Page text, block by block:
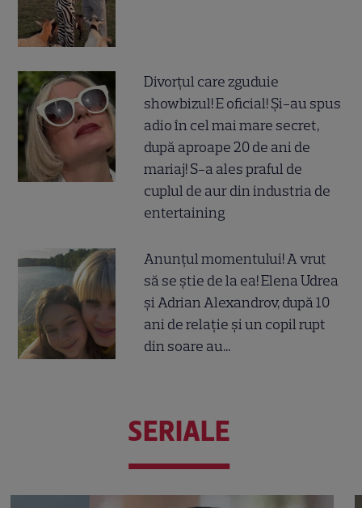
Divorțul care zguduie
showbizul! E oficial! Și-au spus
adio în cel mai mare secret,
după aproape 20 de ani de
mariaj! S-a ales praful de
cuplul de aur din industria de
entertaining
Anunțul momentului! A vrut
să se știe de la ea! Elena Udrea
și Adrian Alexandrov, după 10
ani de relație și un copil rupt
din soare au...
SERIALE